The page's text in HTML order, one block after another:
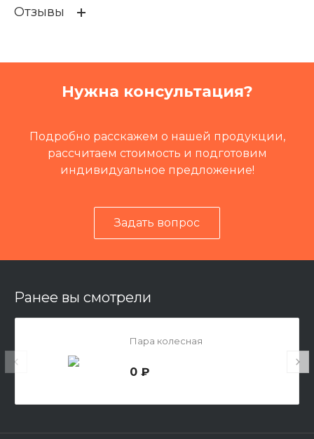
Кат префикс
Путевая техника Кусторез КСУ
Отзывы
Нужна консультация?
Подробно расскажем о нашей продукции,
рассчитаем стоимость и подготовим
индивидуальное предложение!
Задать вопрос
Ранее вы смотрели
Пара колесная
0 ₽